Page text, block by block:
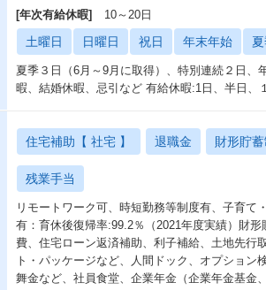
[年次有給休暇] 10～20日
土曜日 日曜日 祝日 年末年始
夏季３日（6月～9月に取得）、特別連続２日
暇、結婚休暇、忌引など 有給休暇:1日、半日、
住宅補助【 社宅 】 退職金 財形貯
残業手当
リモートワーク可、時短勤務等制度有、子育
有：育休後復帰率:99.2％（2021年度実績）財
費、住宅ローン返済補助、利子補給、土地先行
ト・パッケージなど、人間ドック、オプショ
舞金など、社員食堂、企業年金（企業年金基金